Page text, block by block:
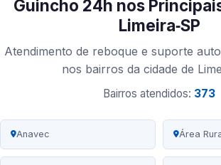
Guincho 24h nos
Limeira‑SP
Atendimento de reboque e suporte
nos bairros da cidade de
Bairros atendidos: 373
Anavec Área